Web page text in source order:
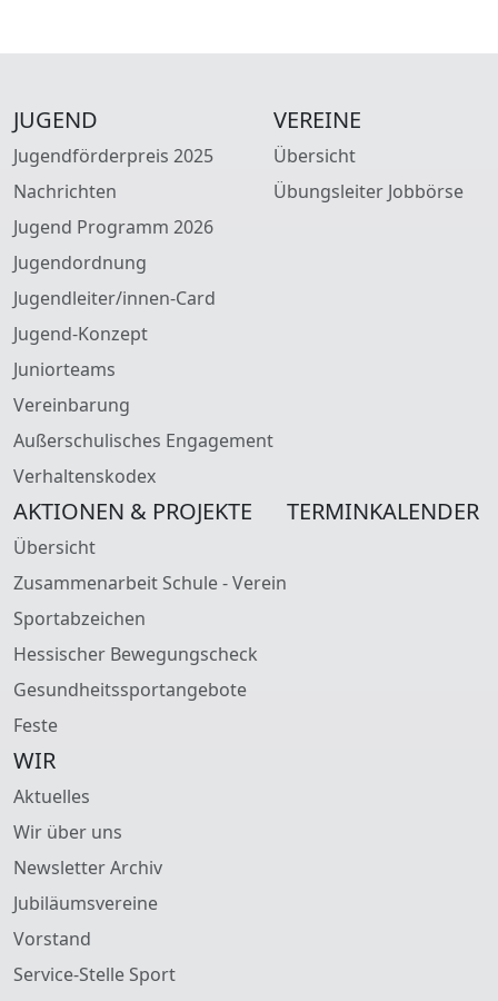
JUGEND
Jugendförderpreis 2025
Nachrichten
Jugend Programm 2026
Jugendordnung
Jugendleiter/innen-Card
Jugend-Konzept
Juniorteams
Vereinbarung
Außerschulisches Engagement
Verhaltenskodex
VEREINE
Übersicht
Übungsleiter Jobbörse
AKTIONEN & PROJEKTE
Übersicht
Zusammenarbeit Schule - Verein
Sportabzeichen
Hessischer Bewegungscheck
Gesundheitssportangebote
Feste
TERMINKALENDER
WIR
Aktuelles
Wir über uns
Newsletter Archiv
Jubiläumsvereine
Vorstand
Service-Stelle Sport